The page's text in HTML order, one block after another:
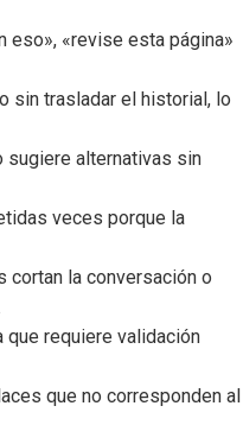
eso», «revise esta página»
sin trasladar el historial, lo
sugiere alternativas sin
veces porque la
cortan la conversación o
requiere validación
que no corresponden al